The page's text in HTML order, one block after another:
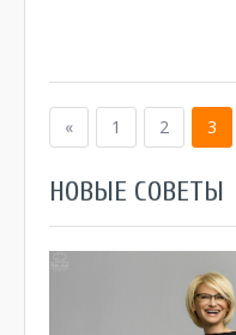
« 1 2 3
НОВЫЕ СОВЕТЫ